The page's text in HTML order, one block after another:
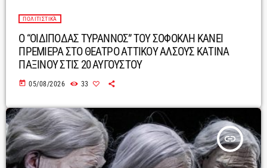
ΠΟΛΙΤΙΣΤΙΚΆ
Ο “ΟΙΔΙΠΟΔΑΣ ΤΥΡΑΝΝΟΣ” ΤΟΥ ΣΟΦΟΚΛΗ ΚΑΝΕΙ
ΠΡΕΜΙΕΡΑ ΣΤΟ ΘΕΑΤΡΟ ΑΤΤΙΚΟΥ ΑΛΣΟΥΣ ΚΑΤΙΝΑ
ΠΑΞΙΝΟΥ ΣΤΙΣ 20 ΑΥΓΟΥΣΤΟΥ
today 05/08/2026 33
insert_link